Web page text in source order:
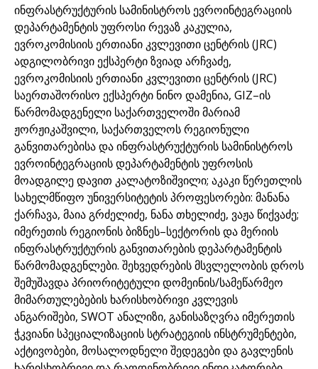
ინფრასტრუქტურის სამინისტროს ევროინტეგრაციის
დეპარტამენტის უფროსი რევაზ კაკულია,
ევროკომისიის ერთიანი კვლევითი ცენტრის (JRC)
ადგილობრივი ექსპერტი ზვიად არჩვაძე,
ევროკომისიის ერთიანი კვლევითი ცენტრის (JRC)
საერთაშორისო ექსპერტი ნინო დამენია, GIZ–ის
წარმომადგენელი საქართველოში მარიამ
ჟორჟიკაშვილი, საქართველოს რეგიონული
განვითარებისა და ინფრასტრუქტურის სამინისტროს
ევროინტეგრაციის დეპარტამენტის უფროსის
მოადგილე დავით კალატოზიშვილი; აკაკი წერეთლის
სახელმწიფო უნივერსიტეტის პროფესორები: მანანა
ქარჩავა, მაია გრძელიძე, ნანა თხელიძე, ვაჟა წიქვაძე;
იმერეთის რეგიონის ბიზნეს–სექტორის და მერიის
ინფრასტრუქტურის განვითარების დეპარტამენტის
წარმომადგენლები. შეხვედრების მსვლელობის დროს
შემუშავდა პრიორიტეტული დომეინის/სამეწარმეო
მიმართულებების ხარისხობრივი კვლევის
ანგარიშები, SWOT ანალიზი, განისაზღვრა იმერეთის
ჭკვიანი სპეციალიზაციის სტრატეგიის ინსტრუმენტები,
აქტივობები, მოსალოდნელი შედეგები და გავლენის